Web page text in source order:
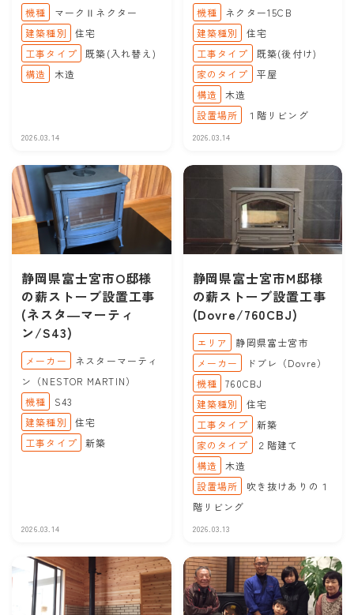
2026.03.14
機種
マークⅡネクター
建築種別
住宅
工事タイプ
既築(入れ替え)
構造
木造
2026.03.14
機種
ネクター15CB
建築種別
住宅
工事タイプ
既築(後付け)
家のタイプ
平屋
構造
木造
設置場所
１階リビング
静岡県富士宮市O邸様
の薪ストーブ設置工事
(ネスタ―マーティ
ン/S43)
2026.03.14
メーカー
ネスターマーティ
ン（NESTOR MARTIN）
機種
S43
建築種別
住宅
工事タイプ
新築
静岡県富士宮市M邸様
の薪ストーブ設置工事
(Dovre/760CBJ)
2026.03.13
エリア
静岡県富士宮市
メーカー
ドブレ（Dovre）
機種
760CBJ
建築種別
住宅
工事タイプ
新築
家のタイプ
２階建て
構造
木造
設置場所
吹き抜けありの１
階リビング